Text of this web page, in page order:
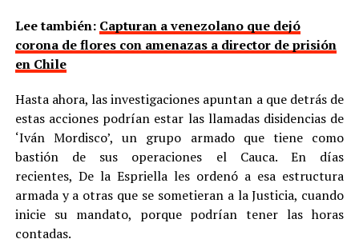
Lee también: Capturan a venezolano que dejó
corona de flores con amenazas a director de prisión
en Chile
Hasta ahora, las investigaciones apuntan a que detrás de
estas acciones podrían estar las llamadas disidencias de
‘Iván Mordisco’, un grupo armado que tiene como
bastión de sus operaciones el Cauca. En días
recientes, De la Espriella les ordenó a esa estructura
armada y a otras que se sometieran a la Justicia, cuando
inicie su mandato, porque podrían tener las horas
contadas.